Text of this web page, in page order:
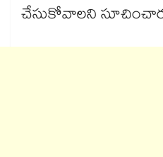
చేసుకోవాలని